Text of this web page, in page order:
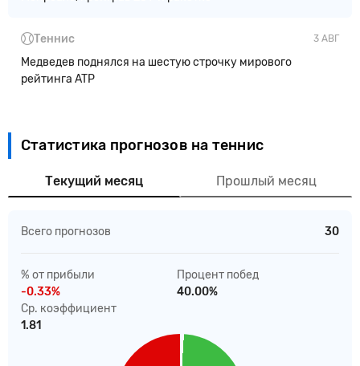
3 АВГ
Теннис
Медведев поднялся на шестую строчку мирового
рейтинга ATP
Статистика прогнозов на теннис
Текущий месяц Прошлый месяц
Всего прогнозов 30
% от прибыли
-0.33%
Процент побед
40.00%
Ср. коэффициент
1.81